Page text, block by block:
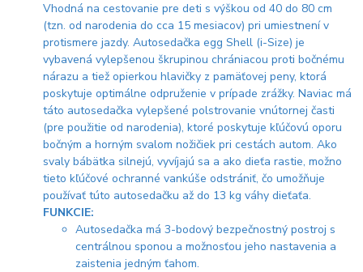
Vhodná na cestovanie pre deti s výškou od 40 do 80 cm
(tzn. od narodenia do cca 15 mesiacov) pri umiestnení v
protismere jazdy. Autosedačka egg Shell (i-Size) je
vybavená vylepšenou škrupinou chrániacou proti bočnému
nárazu a tiež opierkou hlavičky z pamäťovej peny, ktorá
poskytuje optimálne odpruženie v prípade zrážky. Naviac má
táto autosedačka vylepšené polstrovanie vnútornej časti
(pre použitie od narodenia), ktoré poskytuje kľúčovú oporu
bočným a horným svalom nožičiek pri cestách autom. Ako
svaly bábätka silnejú, vyvíjajú sa a ako dieťa rastie, možno
tieto kľúčové ochranné vankúše odstrániť, čo umožňuje
používať túto autosedačku až do 13 kg váhy dieťaťa.
FUNKCIE:
Autosedačka má 3-bodový bezpečnostný postroj s
centrálnou sponou a možnosťou jeho nastavenia a
zaistenia jedným ťahom.